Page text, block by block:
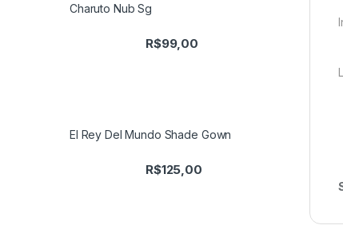
Charuto Nub Sg
R$99,00
El Rey Del Mundo Shade Gown
R$125,00